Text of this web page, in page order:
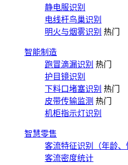
静电服识别
电线杆鸟巢识别
明火与烟雾识别 热门
智能制造
跑冒滴漏识别 热门
护目镜识别
下料口堵塞识别 热门
皮带传输监测 热门
机柜指示灯识别
智慧零售
客流特征识别（年龄、
客流密度统计